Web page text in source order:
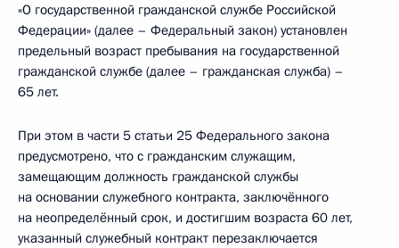
«О государственной гражданской службе Российской
Федерации» (далее – Федеральный закон) установлен
предельный возраст пребывания на государственной
гражданской службе (далее – гражданская служба) –
65 лет.
При этом в части 5 статьи 25 Федерального закона
предусмотрено, что с гражданским служащим,
замещающим должность гражданской службы
на основании служебного контракта, заключённого
на неопределённый срок, и достигшим возраста 60 лет,
указанный служебный контракт перезаключается